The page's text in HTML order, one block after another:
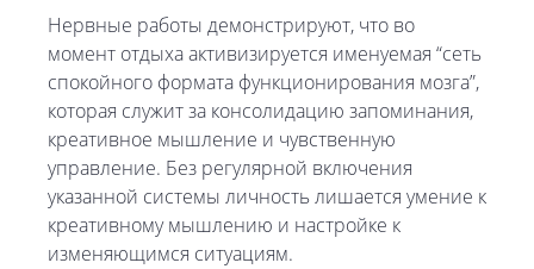
Нервные работы демонстрируют, что во
момент отдыха активизируется именуемая “сеть
спокойного формата функционирования мозга”,
которая служит за консолидацию запоминания,
креативное мышление и чувственную
управление. Без регулярной включения
указанной системы личность лишается умение к
креативному мышлению и настройке к
изменяющимся ситуациям.